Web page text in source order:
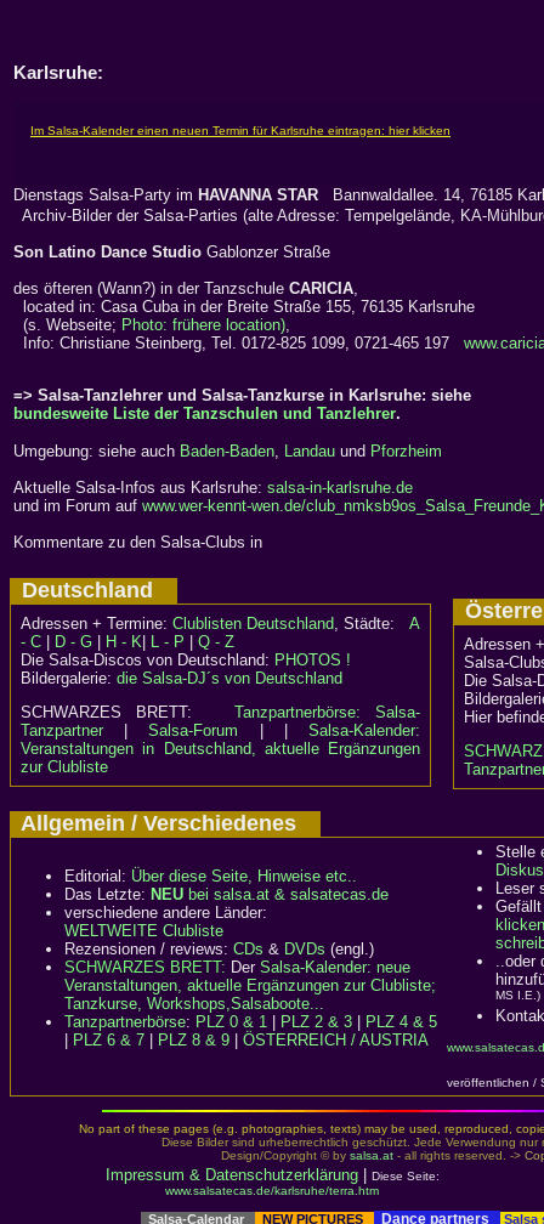
Karlsruhe:
Dienstags Salsa-Party im HAVANNA STAR Bannwaldallee. 14, 76185
Archiv-Bilder der Salsa-Parties (alte Adresse: Tempelgelände, KA-
Son Latino Dance Studio Gablonzer Straße
des öfteren (Wann?) in der Tanzschule CARICIA,
located in: Casa Cuba in der Breite Straße 155, 76135 Karlsruhe
(s. Webseite; Photo: frühere location),
Info: Christiane Steinberg, Tel. 0172-825 1099, 0721-465 197
=> Salsa-Tanzlehrer und Salsa-Tanzkurse in Karlsruhe: siehe
bundesweite Liste der Tanzschulen und Tanzlehrer.
Umgebung: siehe auch Baden-Baden, Landau und Pforzheim
Aktuelle Salsa-Infos aus Karlsruhe: salsa-in-karlsruhe.de
und im Forum auf www.wer-kennt-wen.de/
Kommentare zu den Salsa-Clubs in
Deutschland
Adressen + Termine: Clublisten Deutschland, Städte: A
- C
D - G H - K L - P
Q - Z
Die Salsa-Discos von Deutschland: PHOTOS !
Bildergalerie: die Salsa-DJ´s von Deutschland
SCHWARZES BRETT:Tanzpartnerbörse: Salsa-
Tanzpartner|Salsa-Forum | |Salsa-Kalender:
Veranstaltungen in Deutschland, aktuelle Ergänzungen
zur Clubliste
Adressen
Salsa-
Die
Hier
Allgemein / Verschiedenes
Editorial: Über diese Seite, Hinweise etc..
Das Letzte: NEU bei salsa.at & salsatecas.de
verschiedene andere Länder:
WELTWEITE Clubliste
Rezensionen / reviews: CDs & DVDs (engl.)
SCHWARZES BRETT: Der Salsa-Kalender: neue
Veranstaltungen, aktuelle Ergänzungen zur Clubliste;
Tanzkurse, Workshops,Salsaboote...
Tanzpartnerbörse: PLZ 0 & 1 PLZ 2 & 3
PLZ 4 & 5
PLZ 6 & 7 PLZ 8 & 9 ÖSTERREICH / AUSTRIA
Stelle
Leser
klicken
..oder
MS I.E.)
veröffentlichen /
No part of these pages (e.g. photographies, texts) may be used, reproduced,
Diese Bilder sind urheberrechtlich geschützt. Jede Verwendung
Design/Copyright © by salsa.at - all rights reserved. ->
Impressum & Datenschutzerklärung|
Diese Seite:
www.salsatecas.de/karlsruhe/terra.htm
Salsa-Calendar NEW PICTURES Dance partners
Salsa